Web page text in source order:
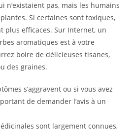
n’existaient pas, mais les humains
Si certaines sont toxiques,
plus efficaces. Sur Internet, un
aromatiques est à votre
boire de délicieuses tisanes,
des graines.
s’aggravent ou si vous avez
de demander l’avis à un
sont largement connues,